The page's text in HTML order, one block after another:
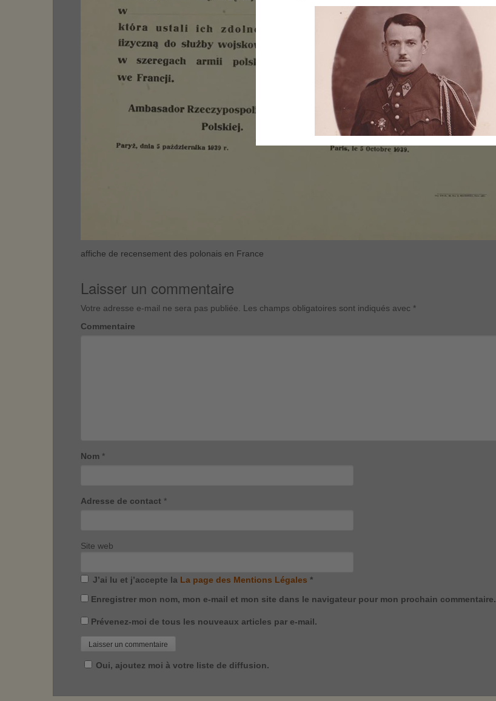
affiche de recensement des polonais en France
Laisser un commentaire
Votre adresse e-mail ne sera pas publiée. Les champs obligatoires sont indiqués avec *
Commentaire
Nom *
Adresse de contact *
Site web
J’ai lu et j’accepte la La page des Mentions Légales *
Enregistrer mon nom, mon e-mail et mon site dans le navigateur pour mon prochain commentaire.
Prévenez-moi de tous les nouveaux articles par e-mail.
Oui, ajoutez moi à votre liste de diffusion.